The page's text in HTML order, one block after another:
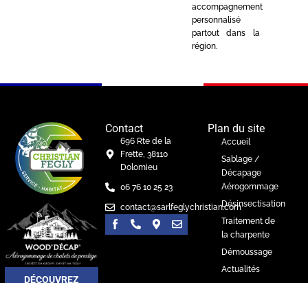
accompagnement
personnalisé
partout dans la
région.
DÉCOUVREZ
Contact
696 Rte de la
Frette, 38110
Dolomieu
06 76 10 25 23
contact@sarlfeglychristian.com
Plan du site
Accueil
Sablage /
Décapage
Aérogommage
Désinsectisation
Traitement de
la charpente
Démoussage
Actualités